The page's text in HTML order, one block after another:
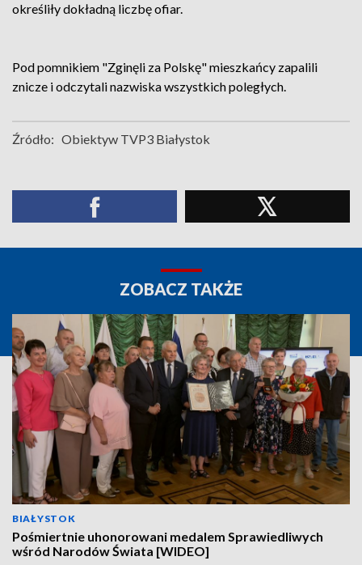
określiły dokładną liczbę ofiar.
Pod pomnikiem "Zginęli za Polskę" mieszkańcy zapalili
znicze i odczytali nazwiska wszystkich poległych.
Źródło: Obiektyw TVP3 Białystok
ZOBACZ TAKŻE
BIAŁYSTOK
Pośmiertnie uhonorowani medalem Sprawiedliwych
wśród Narodów Świata [WIDEO]